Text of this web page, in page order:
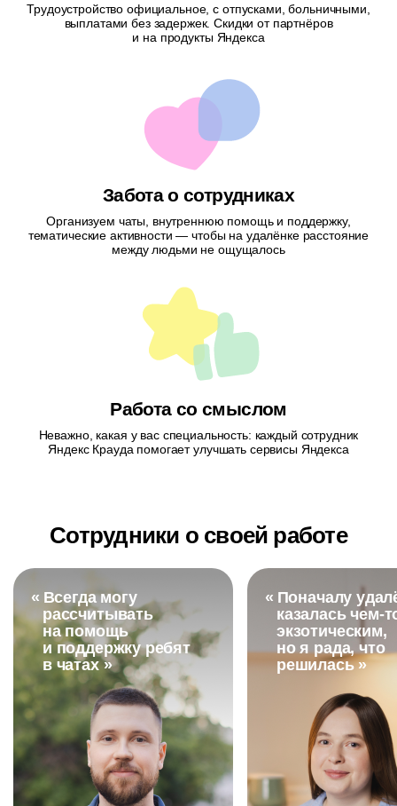
Трудоустройство официальное, с отпусками, больничными,
выплатами без задержек. Скидки от партнёров
и на продукты Яндекса
Забота о сотрудниках
Организуем чаты, внутреннюю помощь и поддержку,
тематические активности — чтобы на удалёнке расстояние
между людьми не ощущалось
Работа со смыслом
Неважно, какая у вас специальность: каждый сотрудник
Яндекс Крауда помогает улучшать сервисы Яндекса
Сотрудники о своей работе
«Всегда могу
рассчитывать
на помощь
и поддержку ребят
в чатах »
«Поначалу
казаласьчем-
экзотическим,
но я рада, что
решилась »